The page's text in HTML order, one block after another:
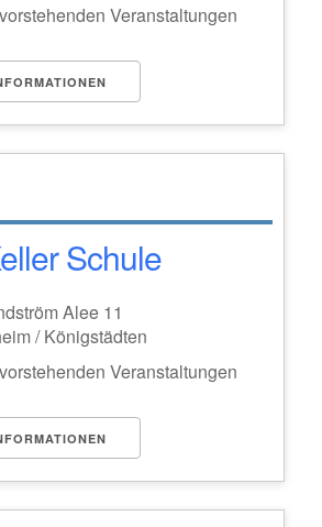
Veranstaltungen
Schule
Alee 11
/ Königstädten
Veranstaltungen